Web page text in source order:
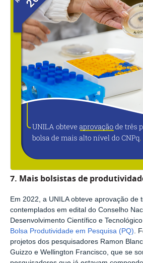
7. Mais bolsistas de
Em 2022, a UNILA obteve aprovação de
contemplados em edital do Conselho
Desenvolvimento Científico e
Bolsa Produtividade em Pesquisa (PQ).
projetos dos pesquisadores Ramon
Guizzo e Wellington Francisco, que se